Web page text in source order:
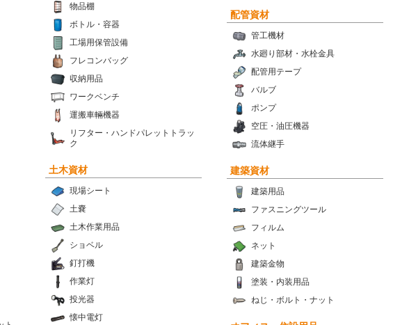
物品棚
ボトル・容器
工場用保管設備
フレコンバッグ
収納用品
ワークベンチ
運搬車輛機器
リフター・ハンドパレットトラッ
ク
配管資材
管工機材
水廻り部材・水栓金具
配管用テープ
バルブ
ポンプ
空圧・油圧機器
流体継手
土木資材
現場シート
土嚢
土木作業用品
ショベル
釘打機
作業灯
投光器
懐中電灯
建築資材
建築用品
ファスニングツール
フィルム
ネット
建築金物
塗装・内装用品
ねじ・ボルト・ナット